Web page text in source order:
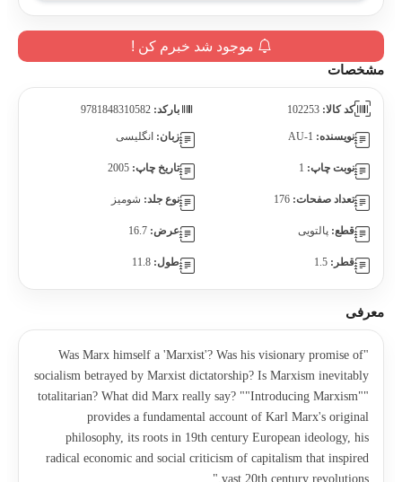
موجود شد خبرم کن !
مشخصات
کد کالا: بارکد:
نویسنده: AU-1 زبان: انگلیسی
نوبت چاپ: 1 تاریخ چاپ: 2005
تعداد صفحات: 176 نوع جلد: شومیز
قطع: پالتویی عرض: 16.7
قطر: 1.5 طول: 11.8
معرفی
"Was Marx himself a 'Marxist'? Was his visionary promise of
socialism betrayed by Marxist dictatorship? Is Marxism inevitably
totalitarian? What did Marx really say? ""Introducing Marxism""
provides a fundamental account of Karl Marx's original
philosophy, its roots in 19th century European ideology, his
radical economic and social criticism of capitalism that inspired
vast 20th century revolutions."